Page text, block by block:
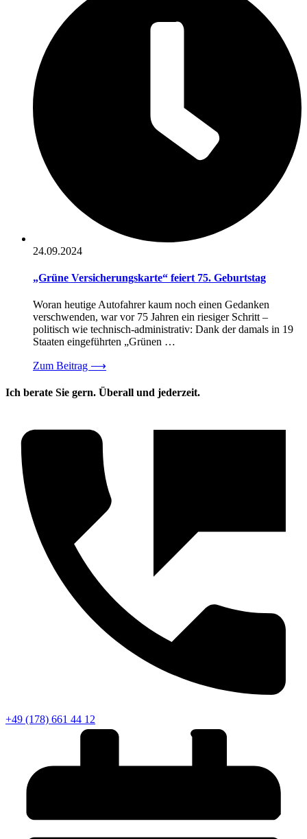
24.09.2024
„Grüne Versicherungskarte“ feiert 75. Geburtstag
Woran heutige Autofahrer kaum noch einen Gedanken
verschwenden, war vor 75 Jahren ein riesiger Schritt –
politisch wie technisch-administrativ: Dank der damals in 19
Staaten eingeführten „Grünen …
Zum Beitrag ⟶
Ich berate Sie gern. Überall und jederzeit.
+49 (178) 661 44 12